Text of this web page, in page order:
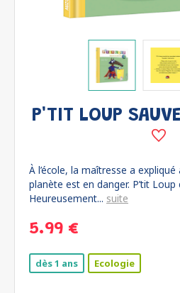
P'TIT LOUP
À l’école, la maîtresse a
planète est en danger. P’tit
Heureusement... suite
5.99 €
dès 1 ans Ecologie